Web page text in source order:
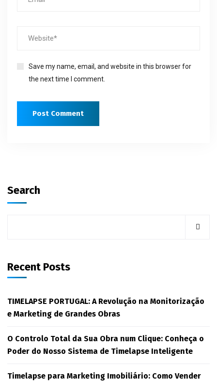
Save my name, email, and website in this browser for
the next time I comment.
Search
Recent Posts
TIMELAPSE PORTUGAL: A Revolução na Monitorização
e Marketing de Grandes Obras
O Controlo Total da Sua Obra num Clique: Conheça o
Poder do Nosso Sistema de Timelapse Inteligente
Timelapse para Marketing Imobiliário: Como Vender